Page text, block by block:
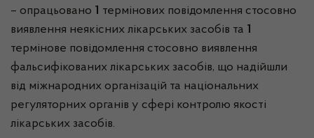
– опрацьовано 1 термінових повідомлення стосовно
виявлення неякісних лікарських засобів та 1
термінове повідомлення стосовно виявлення
фальсифікованих лікарських засобів, що надійшли
від міжнародних організацій та національних
регуляторних органів у сфері контролю якості
лікарських засобів.